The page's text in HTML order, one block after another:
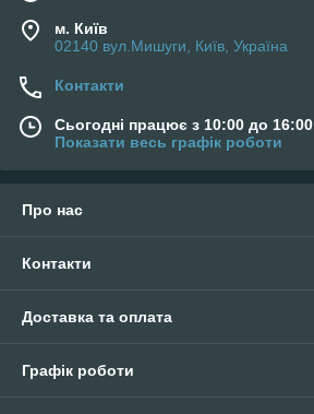
м. Київ
02140 вул.Мишуги, Київ, Україна
Контакти
Сьогодні працює з 10:00 до 16:00
Показати весь графік роботи
Про нас
Контакти
Доставка та оплата
Графік роботи